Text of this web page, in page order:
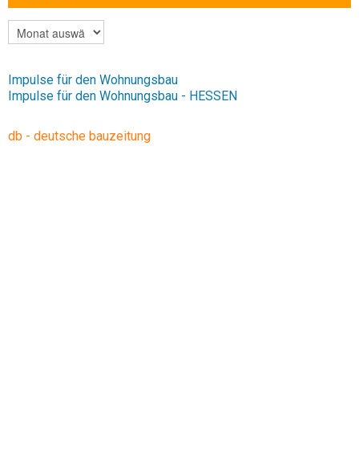
ARCHIV
Impulse für den Wohnungsbau
Impulse für den Wohnungsbau - HESSEN
db - deutsche bauzeitung